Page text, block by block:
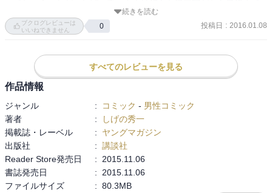
読みます。
次巻に期待！サービスカットよろしく！
続きを読む
ブクログレビューは
いいねできません
0 投稿日 : 2016.01.08
すべてのレビューを見る
作品情報
ジャンル : コミック - 男性コミック
著者
:
しげの秀一
掲載誌・レーベル
:
ヤングマガジン
出版社
: 講談社
Reader Store発売日
:
2015.11.06
書誌発売日
:
2015.11.06
ファイルサイズ
: 80.3MB